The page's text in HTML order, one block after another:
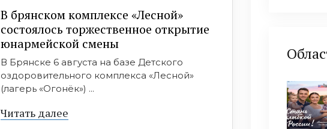
В брянском комплексе «Лесной»
состоялось торжественное открытие
юнармейской смены
В Брянске 6 августа на базе Детского
оздоровительного комплекса «Лесной»
(лагерь «Огонёк») ...
Читать далее